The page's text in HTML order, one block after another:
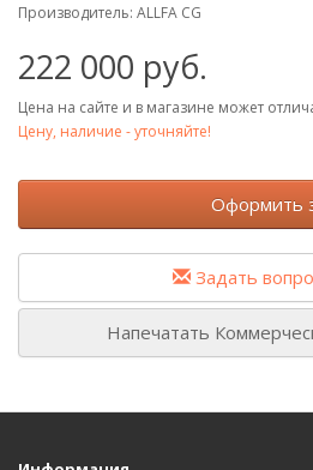
Производитель: ALLFA CG
222 000 руб.
Цена на сайте и в магазине может
Цену, наличие - уточняйте!
Оформить
Задать
Напечатать